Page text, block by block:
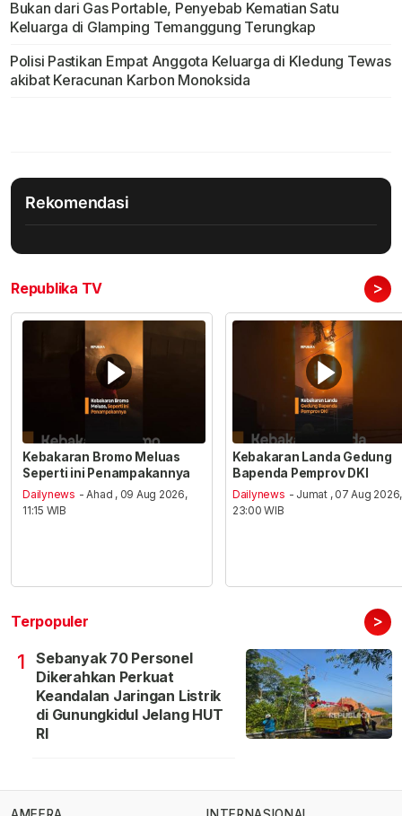
Bukan dari Gas Portable, Penyebab Kematian Satu
Keluarga di Glamping Temanggung Terungkap
Polisi Pastikan Empat Anggota Keluarga di Kledung Tewas
akibat Keracunan Karbon Monoksida
Rekomendasi
Republika TV >
Kebakaran Bromo Meluas
Seperti ini Penampakannya
Dailynews - Ahad , 09 Aug 2026,
11:15 WIB
Kebakaran Landa Gedung
Bapenda Pemprov DKI
Dailynews - Jumat , 07 Aug 2026,
23:00 WIB
Terpopuler >
1
Sebanyak 70 Personel
Dikerahkan Perkuat
Keandalan Jaringan Listrik
di Gunungkidul Jelang HUT
RI